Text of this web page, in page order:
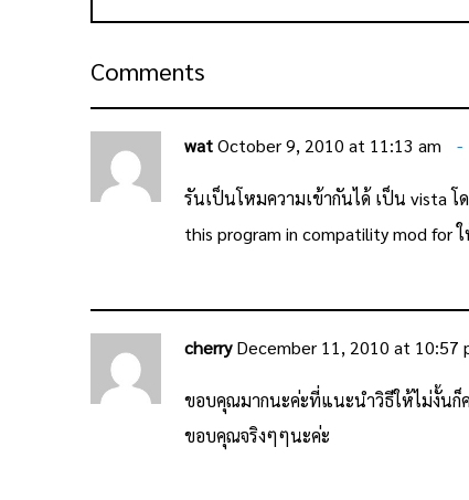
Comments
watOctober 9, 2010 at 11:13 am
รันเป็นโหมความเข้ากันได้ เป็น vista
this program in compatility mod for
cherry December 11, 2010 at 10:57
ขอบคุณมากนะค่ะที่แนะนำวิธีให้ไม่งั้นก็
ขอบคุณจริงๆๆนะค่ะ